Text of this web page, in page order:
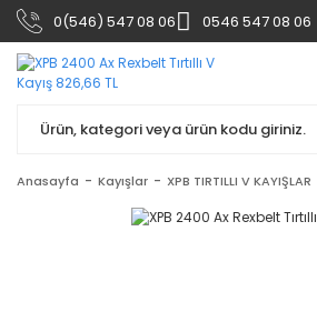
0(546) 547 08 06 0546 547 08 06
Anasayfa Kayışlar XPB TIRTILLI V KAYIŞLAR